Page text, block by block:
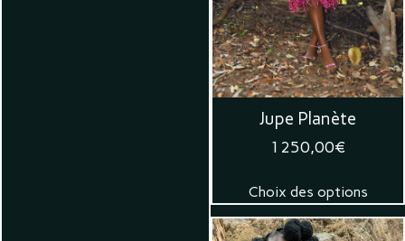
Jupe Planète
1250,00€
Choix des options